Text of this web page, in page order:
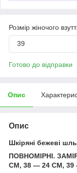
Розмір жіночого
39
Готово до відправки
Опис
Опис
Шкіряні бежеві
ПОВНОМІРНІ.
СМ, 38 — 24 СМ, 39